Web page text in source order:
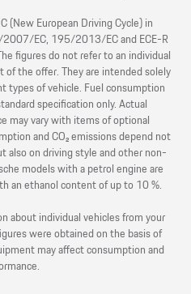
(New European Driving Cycle) in
EC, 195/2013/EC and ECE-R
figures do not refer to an individual
the offer. They are intended solely
types of vehicle. Fuel consumption
specification only. Actual
may vary with items of optional
and CO₂ emissions depend not
also on driving style and other non-
models with a petrol engine are
an ethanol content of up to 10 %.
about individual vehicles from your
were obtained on the basis of
may affect consumption and